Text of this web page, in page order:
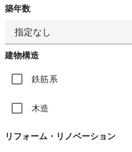
築年数
指定なし
建物構造
鉄筋系
木造
リフォーム・リノベーション